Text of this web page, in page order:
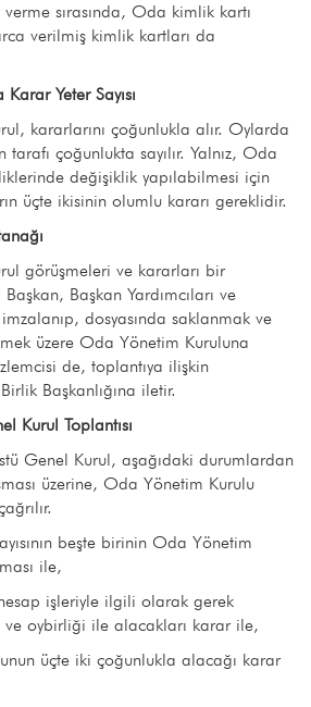
sırasında, Oda kimlik kartı
verilmiş kimlik kartları da
Yeter Sayısı
kararlarını çoğunlukla alır. Oylarda
tarafı çoğunlukta sayılır. Yalnız, Oda
değişiklik yapılabilmesi için
üçte ikisinin olumlu kararı gereklidir.
görüşmeleri ve kararları bir
Başkan Yardımcıları ve
dosyasında saklanmak ve
üzere Oda Yönetim Kuruluna
de, toplantıya ilişkin
Başkanlığına iletir.
Kurul Toplantısı
Genel Kurul, aşağıdaki durumlardan
üzerine, Oda Yönetim Kurulu
beşte birinin Oda Yönetim
ile,
işleriyle ilgili olarak gerek
oybirliği ile alacakları karar ile,
üçte iki çoğunlukla alacağı karar